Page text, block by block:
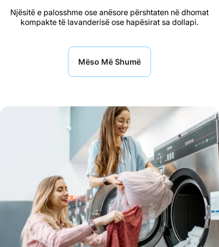
Njësitë e palosshme ose anësore përshtaten në dhomat
kompakte të lavanderisë ose hapësirat sa dollapi.
Mëso Më Shumë